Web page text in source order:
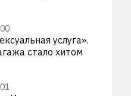
услуга».
стало хитом